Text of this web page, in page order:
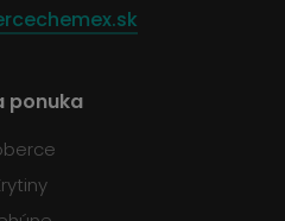
ponuka